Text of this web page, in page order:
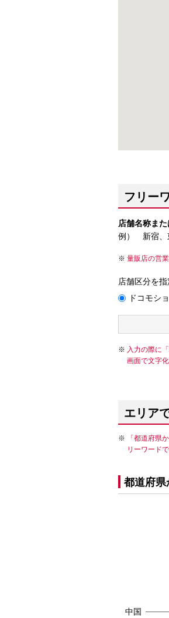
フリー
店舗名称ま
例） 新宿、
量販店の営
店舗区分を指
ドコモシ
入力の際に
画面で文字
エリア
「都道府県
リーワード
都道府県
中国